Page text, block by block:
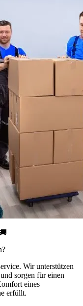
Wir unterstützen
sorgen für einen
eines
erfüllt.